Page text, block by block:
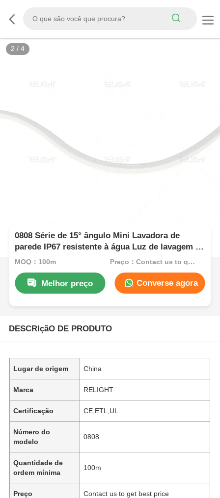
2 / 4
0808 Série de 15° ângulo Mini Lavadora de
parede IP67 resistente à água Luz de lavagem de
parede
MOQ：100m Preço：Contact us to get best price
Melhor preço Converse agora
DESCRIçãO DE PRODUTO
Lugar de origem China
Marca RELIGHT
Certificação CE,ETL,UL
Número do
modelo
0808
Quantidade de
ordem mínima
100m
Preço Contact us to get best price